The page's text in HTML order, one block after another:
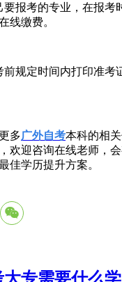
要报考的专业，在报考
线缴费。
前规定时间内打印准考
多广外自考本科的相
欢迎咨询在线老师，
佳学历提升方案。
大专需要什么